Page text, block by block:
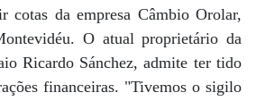
cotas da empresa Câmbio Orolar,
O atual proprietário da
Ricardo Sánchez, admite ter tido
financeiras. "Tivemos o sigilo